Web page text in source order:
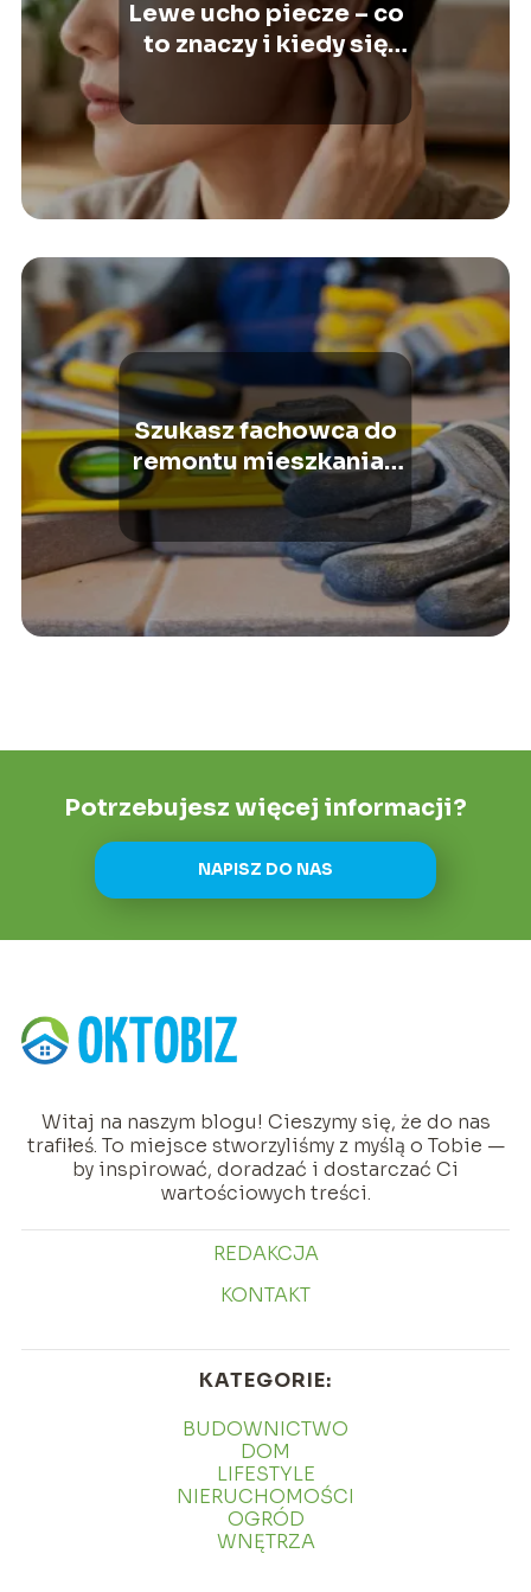
Lewe ucho piecze – co
to znaczy i kiedy się
Szukasz fachowca do
remontu mieszkania?
Nie daj się oszukać!
Potrzebujesz więcej informacji?
NAPISZ DO NAS
Witaj na naszym blogu! Cieszymy się, że do nas
trafiłeś. To miejsce stworzyliśmy z myślą o Tobie —
by inspirować, doradzać i dostarczać Ci
wartościowych treści.
REDAKCJA
KONTAKT
KATEGORIE:
BUDOWNICTWO
DOM
LIFESTYLE
NIERUCHOMOŚCI
OGRÓD
WNĘTRZA